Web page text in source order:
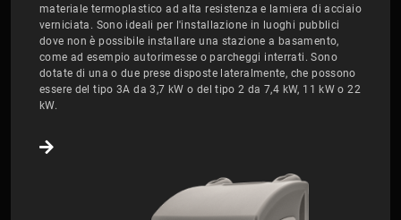
materiale termoplastico ad alta resistenza e lamiera di acciaio
verniciata. Sono ideali per l'installazione in luoghi pubblici
dove non è possibile installare una stazione a basamento,
come ad esempio autorimesse o parcheggi interrati. Sono
dotate di una o due prese disposte lateralmente, che possono
essere del tipo 3A da 3,7 kW o del tipo 2 da 7,4 kW, 11 kW o 22
kW.